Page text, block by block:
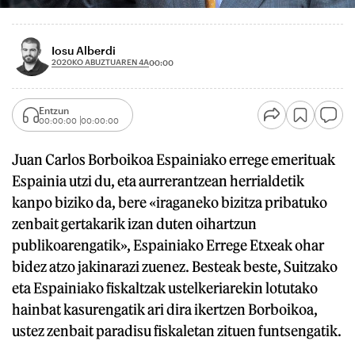
Iosu Alberdi
2020KO ABUZTUAREN 4A00:00
Entzun
00:00:00 00:00:00
Juan Carlos Borboikoa Espainiako errege emerituak
Espainia utzi du, eta aurrerantzean herrialdetik
kanpo biziko da, bere «iraganeko bizitza pribatuko
zenbait gertakarik izan duten oihartzun
publikoarengatik», Espainiako Errege Etxeak ohar
bidez atzo jakinarazi zuenez. Besteak beste, Suitzako
eta Espainiako fiskaltzak ustelkeriarekin lotutako
hainbat kasurengatik ari dira ikertzen Borboikoa,
ustez zenbait paradisu fiskaletan zituen funtsengatik.